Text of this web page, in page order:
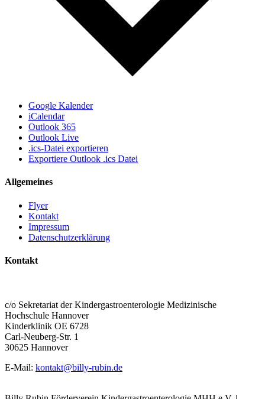
Google Kalender
iCalendar
Outlook 365
Outlook Live
.ics-Datei exportieren
Exportiere Outlook .ics Datei
Allgemeines
Flyer
Kontakt
Impressum
Datenschutzerklärung
Kontakt
c/o Sekretariat der Kindergastroenterologie Medizinische
Hochschule Hannover
Kinderklinik OE 6728
Carl-Neuberg-Str. 1
30625 Hannover
E-Mail: kontakt@billy-rubin.de